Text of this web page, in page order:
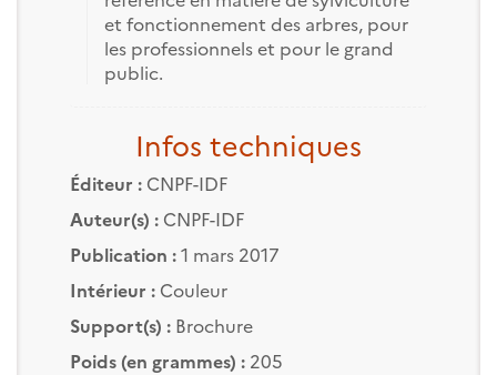
et fonctionnement des arbres, pour
les professionnels et pour le grand
public.
Infos techniques
Éditeur : CNPF-IDF
Auteur(s) : CNPF-IDF
Publication :1 mars 2017
Intérieur :Couleur
Support(s) :Brochure
Poids (en grammes) :205